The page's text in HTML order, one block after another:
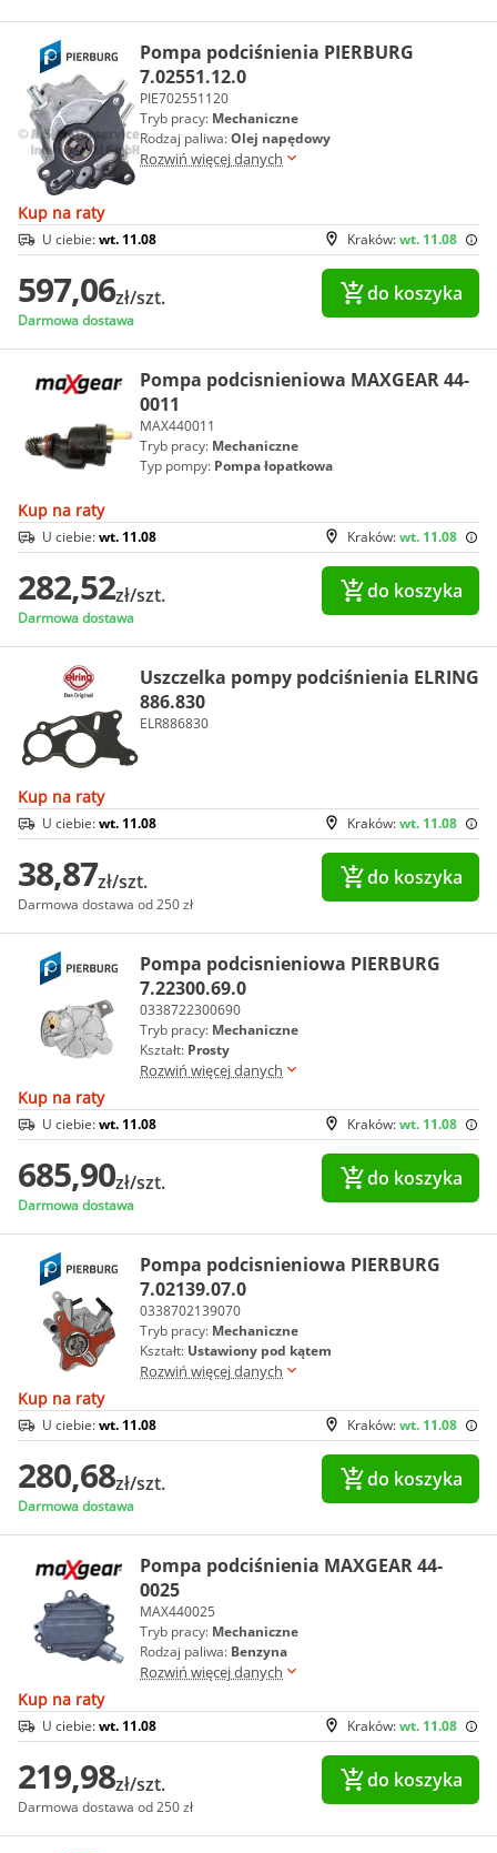
Pompa podciśnienia PIERBURG
7.02551.12.0
PIE702551120
Tryb pracy: Mechaniczne
Rodzaj paliwa:Olej napędowy
Rozwiń więcej danych
Kup na raty
Kraków:wt. 11.08
U ciebie:wt. 11.08
597,06zł/szt.
Darmowa dostawa
do koszyka
Pompa podcisnieniowa MAXGEAR 44-
0011
MAX440011
Tryb pracy: Mechaniczne
Typ pompy: Pompa łopatkowa
Kup na raty
Kraków:wt. 11.08
U ciebie:wt. 11.08
282,52zł/szt.
Darmowa dostawa
do koszyka
Uszczelka pompy podciśnienia ELRING
886.830
ELR886830
Kup na raty
Kraków:wt. 11.08
U ciebie:wt. 11.08
38,87zł/szt.
Darmowa dostawa od 250 zł
do koszyka
Pompa podcisnieniowa PIERBURG
7.22300.69.0
0338722300690
Tryb pracy: Mechaniczne
Kształt: Prosty
Rozwiń więcej danych
Kup na raty
Kraków:wt. 11.08
U ciebie:wt. 11.08
685,90zł/szt.
Darmowa dostawa
do koszyka
Pompa podcisnieniowa PIERBURG
7.02139.07.0
0338702139070
Tryb pracy: Mechaniczne
Kształt: Ustawiony pod kątem
Rozwiń więcej danych
Kup na raty
Kraków:wt. 11.08
U ciebie:wt. 11.08
280,68zł/szt.
Darmowa dostawa
do koszyka
Pompa podciśnienia MAXGEAR 44-
0025
MAX440025
Tryb pracy: Mechaniczne
Rodzaj paliwa: Benzyna
Rozwiń więcej danych
Kup na raty
Kraków:wt. 11.08
U ciebie:wt. 11.08
219,98zł/szt.
Darmowa dostawa od 250 zł
do koszyka